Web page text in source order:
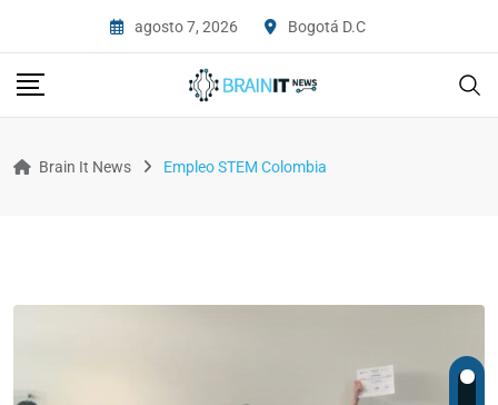
agosto 7, 2026 Bogotá D.C
Brain It News Empleo STEM Colombia